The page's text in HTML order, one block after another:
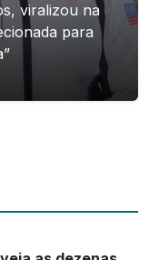
viralizou na
para